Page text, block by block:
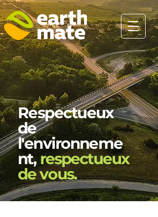
Respectueux
de
l'environneme
nt,respectueux
de vous.